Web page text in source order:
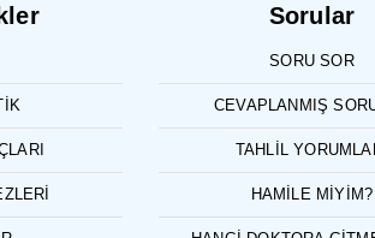
Sorular
SORU SOR
CEVAPLANMIŞ
TAHLIL
HAMILE MIYIM?